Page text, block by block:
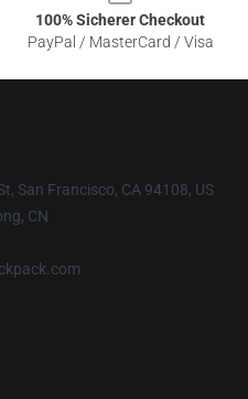
100% Sicherer Checkout
PayPal / MasterCard / Visa
San Francisco, CA 94108, US
CN